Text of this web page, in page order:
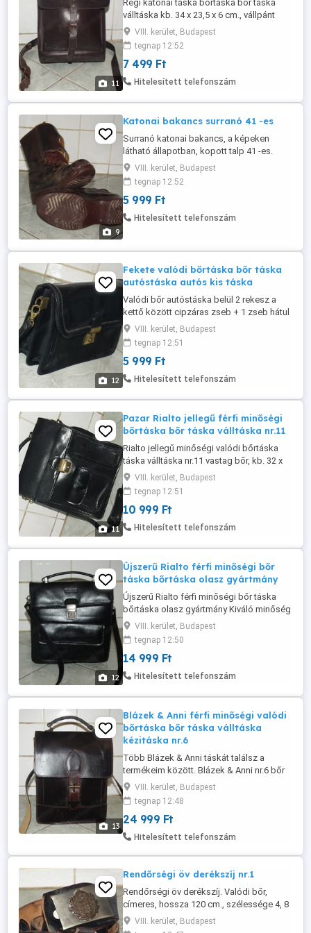
11
Régi katonai táska bőrtáska bőr táska
válltáska kb. 34 x 23,5 x 6 cm., vállpánt
házilag meglett hosszabbítva 150 - 175
cm., valódi bőr, Belül 2 rekesz, kívül 1
zseb. Olvasd végig figyelmesen a leírást,
nézd a méreteket és a képeket is hogy
feleslegesen ne rabold az időmet...
VIII. kerület, Budapest
tegnap 12:52
7 499 Ft
Hitelesített telefonszám
9
Katonai bakancs surranó 41 -es
Surranó katonai bakancs, a képeken
látható állapotban, kopott talp 41 -es.
Nyilván az ára az állapotát tükrözi.Több
katonai bakancsot surranót találsz a
hirdetéseim között. Olvasd végig
figyelmesen a leírást, nézd a méreteket és
a képeket is hogy feleslegesen ne rabold
VIII. kerület, Budapest
tegnap 12:52
5 999 Ft
Hitelesített telefonszám
12
Fekete valódi bőrtáska bőr táska
autóstáska autós kis táska
Valódi bőr autóstáska belül 2 rekesz a
kettő között cipzáras zseb + 1 zseb hátul
1 cipzáras zseb, kb. 23,5 x 16,5 x 8 cm.
Zárkulcsa nincs meg. Akinek nem inge, ne
vegye magára de "imádom" azokat akik: -
"Nem látják" a leírást, a méreteket és a
képeket sem... ?! - Saját maguk által
VIII. kerület, Budapest
tegnap 12:51
5 999 Ft
Hitelesített telefonszám
11
Pazar Rialto jellegű férfi minőségi
bőrtáska bőr táska válltáska nr.11
Rialto jellegű minőségi valódi bőrtáska
táska válltáska nr.11 vastag bőr, kb. 32 x
26 x 11 cm., belül 2 nagy rekesz, a kettő
között 1 cipzáras rekesz, kívül elől 2
patentos mágneses zseb, hátul egy
cipzáras zseb, vállpántja nem állítható kb.
100 cm. Zárkulcsa nincs meg. Akinek nem
VIII. kerület, Budapest
tegnap 12:51
10 999 Ft
Hitelesített telefonszám
12
Újszerű Rialto férfi minőségi bőr
táska bőrtáska olasz gyártmány
Újszerű Rialto férfi minőségi bőr táska
bőrtáska olasz gyártmány Kiváló minőség
Rialto bőr táska bőrtáska olasz
gyártmány, vastag bőr, 25 x 24 x 10 cm.,
belül 2 nagy rekesz, kívül elől 2 patentos
mágneses zseb, hátul egy cipzáras zseb,
vállpánt nem állítható 90 cm., zárkulcsa
VIII. kerület, Budapest
tegnap 12:50
14 999 Ft
Hitelesített telefonszám
13
Blázek & Anni férfi minőségi valódi
bőrtáska bőr táska válltáska
kézitáska nr.6
Több Blázek & Anni táskát találsz a
termékeim között. Blázek & Anni nr.6 bőr
minőségi valódi bőrtáska kézitáska,
válltáska irattartó a képeken látható szép
állapotban, kb. 33 x 26 x 8 cm., belül 1
nagy rekesz + 1 zseb, kívül hátul cipzáras
zseb, vállpántja max. 125 cm. Alku nincs!!!
VIII. kerület, Budapest
tegnap 12:48
24 999 Ft
Hitelesített telefonszám
Rendőrségi öv derékszíj nr.1
Rendőrségi öv derékszíj. Valódi bőr,
címeres, hossza 120 cm., szélessége 4, 8
cm. Olvasd végig figyelmesen a leírást,
nézd a méreteket és a képeket is hogy
VIII. kerület, Budapest